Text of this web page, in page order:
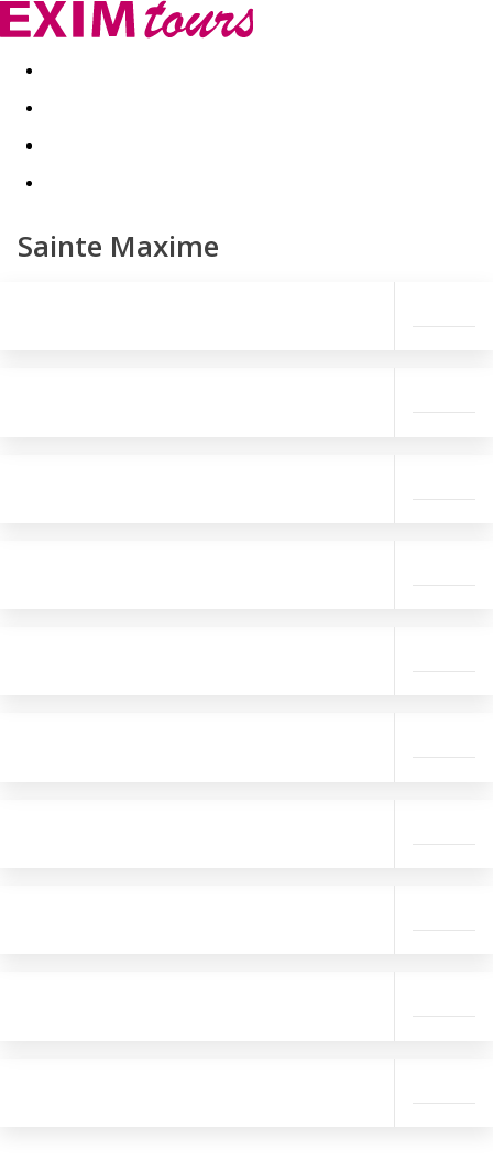
Akční nabídky Last minute
Sainte Maxime